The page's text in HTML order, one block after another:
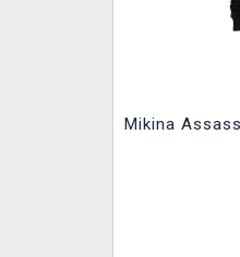
Mikina